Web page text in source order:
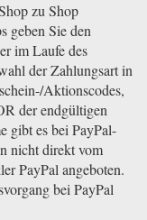
zu Shop
geben Sie den
im Laufe des
der Zahlungsart in
Aktionscodes,
der endgültigen
gibt es bei PayPal-
nicht direkt vom
PayPal angeboten.
bei PayPal